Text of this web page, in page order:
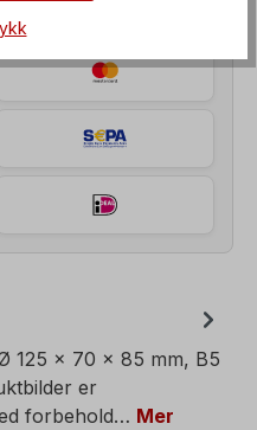
125 x 70 x 85 mm, B5
er
forbehold… Mer